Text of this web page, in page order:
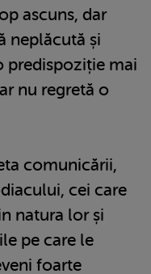
ascuns, dar
neplăcută și
predispoziție mai
nu regretă o
comunicării,
cei care
natura lor și
pe care le
foarte